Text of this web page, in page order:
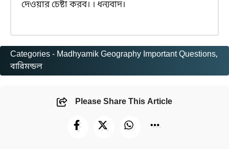
দেওয়ার চেষ্টা করব। । ধন্যবাদ।
Categories - Madhyamik Geography Important Questions
বারিমন্ডল
Please Share This Article